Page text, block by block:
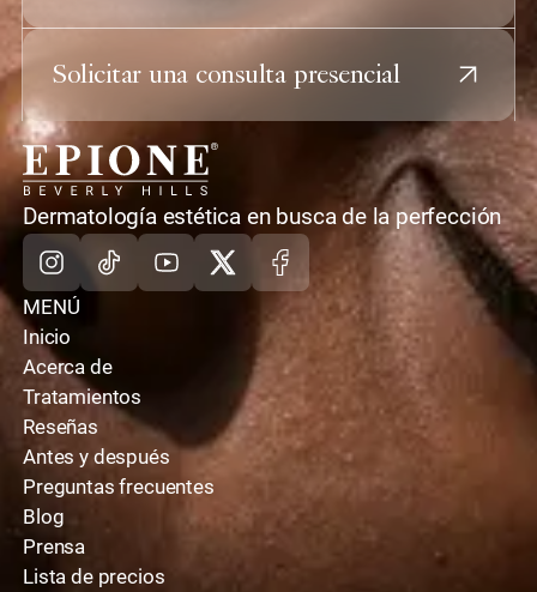
Solicitar una consulta presencial
casa
Dermatología estética en busca de la perfección
Instagram
TikTokYoutube
X Facebook
MENÚ
Inicio
Acerca de
Tratamientos
Reseñas
Antes y después
Preguntas frecuentes
Blog
Prensa
Lista de precios